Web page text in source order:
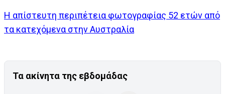
Η απίστευτη περιπέτεια φωτογραφίας 52 ετών από
τα κατεχόμενα στην Αυστραλία
Τα ακίνητα της εβδομάδας